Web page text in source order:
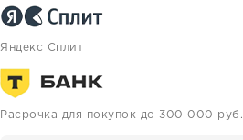
Яндекс Сплит
Расрочка для покупок до 300 000 руб.